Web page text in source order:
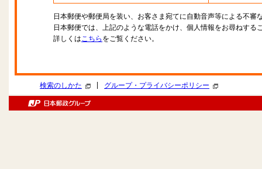
日本郵便や郵便局を装い、お客さま宛てに自動音声等による不審
日本郵便では、上記のような電話をかけ、個人情報をお尋ねする
詳しくはこちら をご覧ください。
検索のしかた グループ・プライバシーポリシー